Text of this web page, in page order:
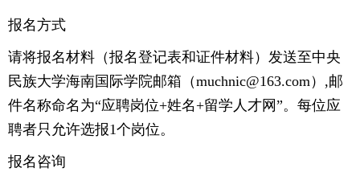
报名方式
请将报名材料（报名登记表和证件材料）发送至中央
民族大学海南国际学院邮箱（muchnic@163.com）,邮
件名称命名为“应聘岗位+姓名+留学人才网”。每位应
聘者只允许选报1个岗位。
报名咨询